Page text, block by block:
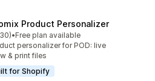
Product Personalizer
中
ュー数：30件
•Free plan available
personalizer for POD: live
& print files
for Shopify